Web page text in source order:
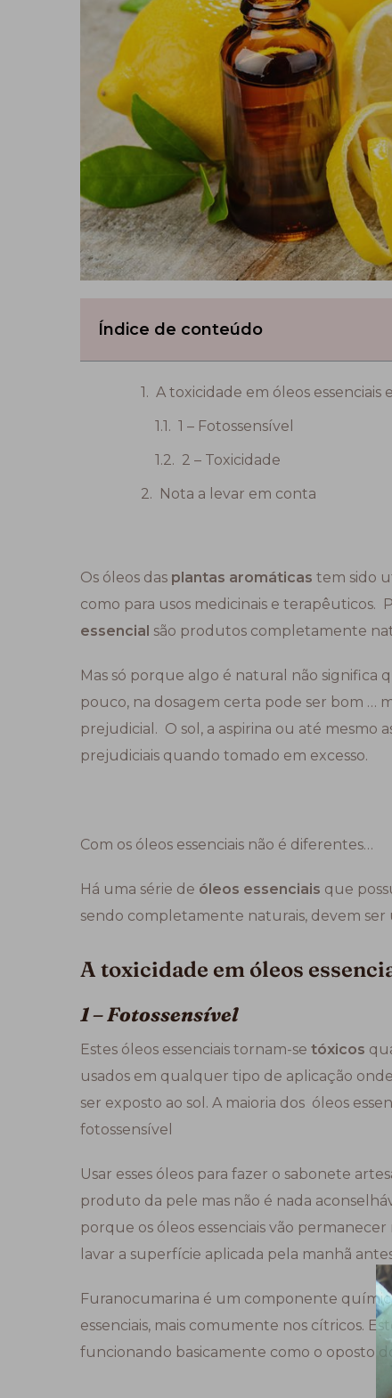
Índice de conteúdo
A toxicidade em óleos essenciais
1 – Fotossensível
2 – Toxicidade
Nota a levar em conta
Os óleos das plantas aromáticas tem sido
como para usos medicinais e terapêuticos.
essencial são produtos completamente
Mas só porque algo é natural não significa
pouco, na dosagem certa pode ser bom …
prejudicial. O sol, a aspirina ou até mesmo
prejudiciais quando tomado em excesso.
Com os óleos essenciais não é diferentes…
Há uma série de óleos essenciais que
sendo completamente naturais, devem
A toxicidade em óleos
1 – Fotossensível
Estes óleos essenciais tornam-se tóxicos
usados em qualquer tipo de aplicação
ser exposto ao sol. A maioria dos óleos
fotossensível
Usar esses óleos para fazer o sabonete
produto da pele mas não é nada
porque os óleos essenciais vão
lavar a superfície aplicada pela manhã
Furanocumarina é um componente
essenciais, mais comumente nos cítricos.
funcionando basicamente como o oposto